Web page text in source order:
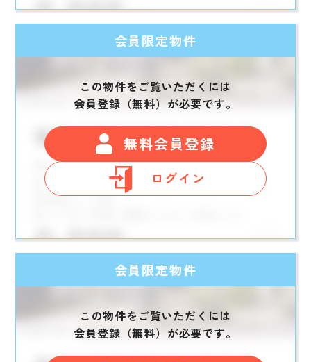
会員限定物件
この物件をご覧いただくには
会員登録（無料）が必要です。
無料会員登録
ログイン
会員限定物件
この物件をご覧いただくには
会員登録（無料）が必要です。